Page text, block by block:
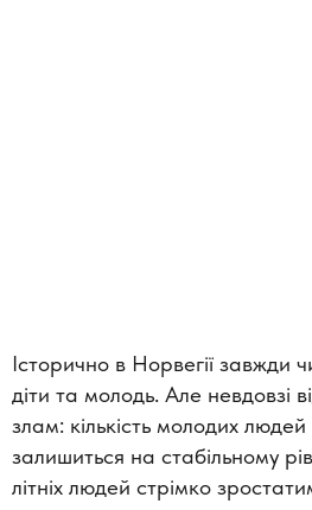
Історично в Норвегії завжди
діти та молодь. Але невдовзі
злам: кількість молодих
залишиться на стабільному
літніх людей стрімко